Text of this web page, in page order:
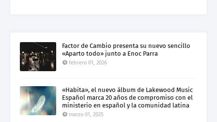
Factor de Cambio presenta su nuevo sencillo
«Aparto todo» junto a Enoc Parra
febrero 01, 2026
«Habita», el nuevo álbum de Lakewood Music
Español marca 20 años de compromiso con el
ministerio en español y la comunidad latina
marzo 01, 2025